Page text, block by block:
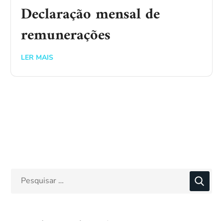
Declaração mensal de
remuneraç​ões​​​
LER MAIS